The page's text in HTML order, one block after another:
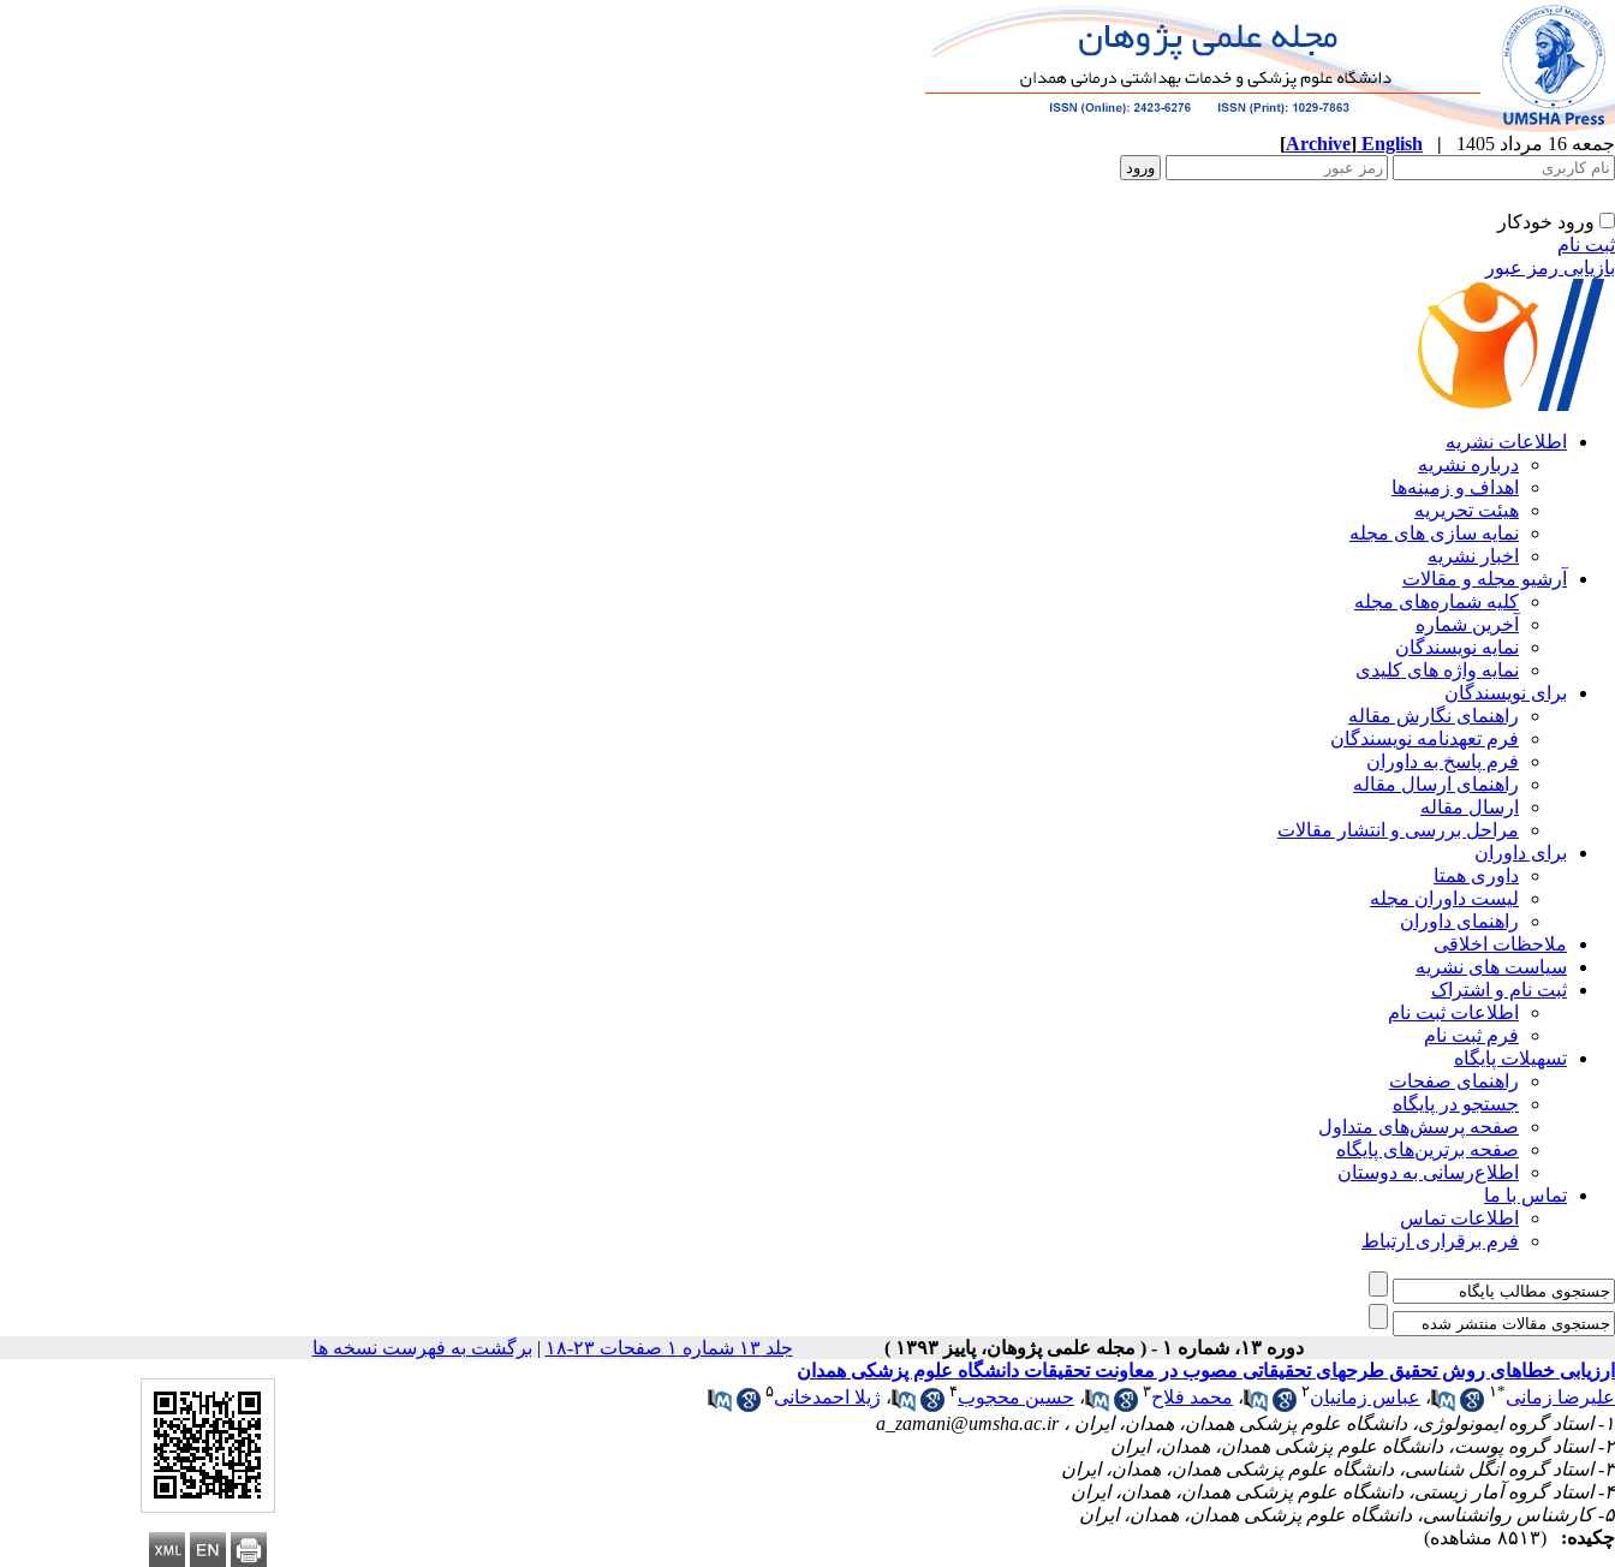
جمعه 16 مرداد 1405 |
English
[Archive]
ورود خودکار
ثبت نام
بازیابی رمز عبور
اطلاعات نشریه
درباره نشریه
اهداف و زمینه‌ها
هیئت تحریریه
نمایه سازی های مجله
اخبار نشریه
آرشیو مجله و مقالات
کلیه شماره‌های مجله
آخرین شماره
نمایه نویسندگان
نمایه واژه های کلیدی
برای نویسندگان
راهنمای نگارش مقاله
فرم تعهدنامه نویسندگان
فرم پاسخ به داوران
راهنمای ارسال مقاله
ارسال مقاله
مراحل بررسی و انتشار مقالات
برای داوران
داوری همتا
لیست داوران مجله
راهنمای داوران
ملاحظات اخلاقی
سیاست های نشریه
ثبت نام و اشتراک
اطلاعات ثبت نام
فرم ثبت نام
تسهیلات پایگاه
راهنمای صفحات
جستجو در پایگاه
صفحه پرسش‌های متداول
صفحه برترین‌های پایگاه
اطلاع‌رسانی به دوستان
تماس با ما
اطلاعات تماس
فرم برقراری ارتباط
دوره ۱۳، شماره ۱ - ( مجله علمی پژوهان، پاییز ۱۳۹۳ ) جلد ۱۳ شماره ۱ صفحات ۲۳-۱۸ | برگشت به فهرست نسخه ها
ارزیابی خطاهای روش تحقیق طرحهای تحقیقاتی مصوب در معاونت تحقیقات دانشگاه علوم پزشکی همدان
علیرضا زمانی*۱ ، عباس زمانیان۲ ، محمد فلاح۳ ، حسین محجوب۴ ، ژیلا احمدخانی۵
۱- استاد گروه ایمونولوژی، دانشگاه علوم پزشکی همدان، همدان، ایران ،
a_zamani@umsha.ac.ir
۲- استاد گروه پوست، دانشگاه علوم پزشکی همدان، همدان، ایران
۳- استاد گروه انگل شناسی، دانشگاه علوم پزشکی همدان، همدان، ایران
۴- استاد گروه آمار زیستی، دانشگاه علوم پزشکی همدان، همدان، ایران
۵- کارشناس روانشناسی، دانشگاه علوم پزشکی همدان، همدان، ایران
چکیده:
(۸۵۱۳ مشاهده)